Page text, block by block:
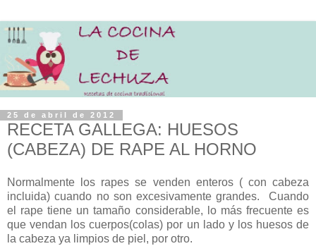
25 de abril de 2012
RECETA GALLEGA: HUESOS
(CABEZA) DE RAPE AL HORNO
Normalmente los rapes se venden enteros ( con cabeza
incluida) cuando no son excesivamente grandes. Cuando
el rape tiene un tamaño considerable, lo más frecuente es
que vendan los cuerpos(colas) por un lado y los huesos de
la cabeza ya limpios de piel, por otro.